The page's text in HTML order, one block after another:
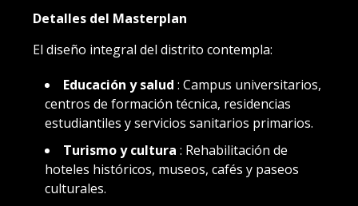
Detalles del Masterplan
El diseño integral del distrito contempla:
Educación y salud : Campus universitarios,
centros de formación técnica, residencias
estudiantiles y servicios sanitarios primarios.
Turismo y cultura : Rehabilitación de
hoteles históricos, museos, cafés y paseos
culturales.